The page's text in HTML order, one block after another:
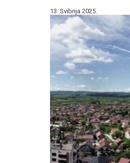
13. Svibnja 2025.